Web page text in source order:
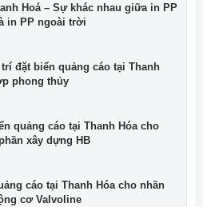
Hoá – Sự khác nhau giữa in PP
in PP ngoài trời
đặt biển quảng cáo tại Thanh
phong thủy
quảng cáo tại Thanh Hóa cho
xây dựng HB
cáo tại Thanh Hóa cho nhãn
cơ Valvoline